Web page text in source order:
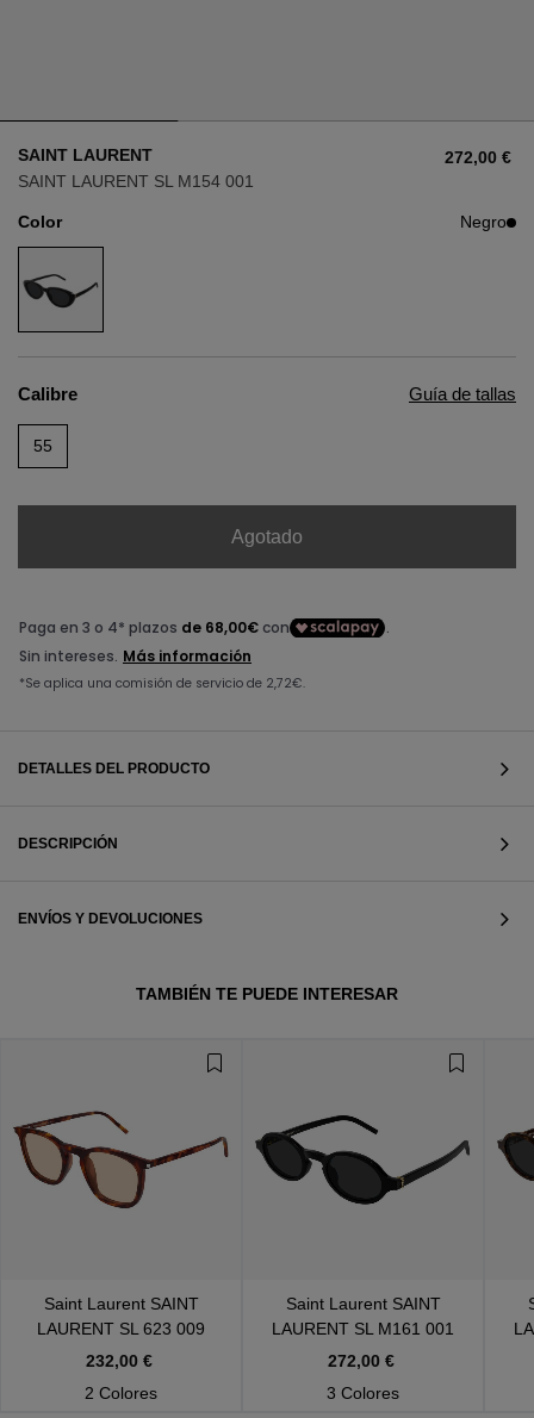
AVIADOR
OJO DE GATO
REDONDA/OVALADA
AVIADOR
OJO DE GATO
REDONDA/OVALADA
SAINT LAURENT
SAINT LAURENT SL M154 001
272,00 €
Color Negro
Calibre Guía de tallas
55
Agotado
DETALLES DEL PRODUCTO
DESCRIPCIÓN
ENVÍOS Y DEVOLUCIONES
TAMBIÉN TE PUEDE INTERESAR
Saint Laurent SAINT
LAURENT SL 623 009
232,00 €
2 Colores
Saint Laurent SAINT
LAURENT SL M161 001
272,00 €
3 Colores